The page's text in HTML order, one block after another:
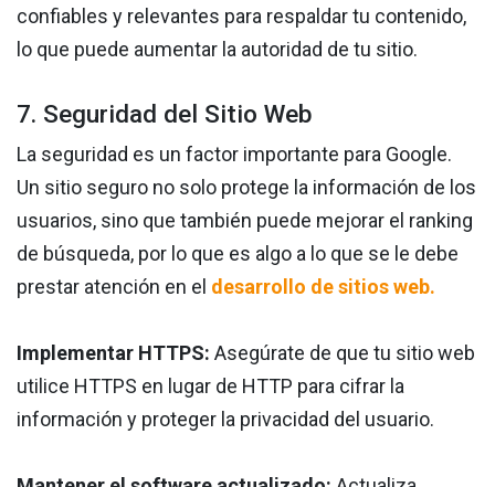
confiables y relevantes para respaldar tu contenido,
lo que puede aumentar la autoridad de tu sitio.
7. Seguridad del Sitio Web
La seguridad es un factor importante para Google.
Un sitio seguro no solo protege la información de los
usuarios, sino que también puede mejorar el ranking
de búsqueda, por lo que es algo a lo que se le debe
prestar atención en el desarrollo de sitios web.
Implementar HTTPS: Asegúrate de que tu sitio web
utilice HTTPS en lugar de HTTP para cifrar la
información y proteger la privacidad del usuario.